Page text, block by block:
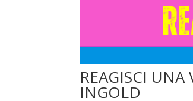
REAGISCI
INGOLD